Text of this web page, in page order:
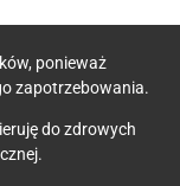
ponieważ
zapotrzebowania.
do zdrowych